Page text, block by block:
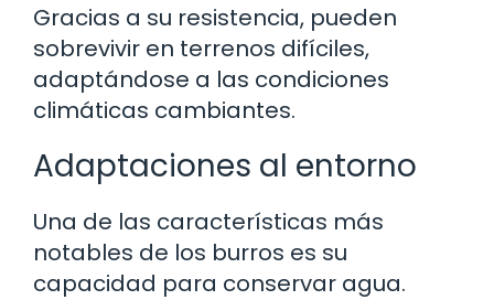
Gracias a su resistencia, pueden
sobrevivir en terrenos difíciles,
adaptándose a las condiciones
climáticas cambiantes.
Adaptaciones al entorno
Una de las características más
notables de los burros es su
capacidad para conservar agua.